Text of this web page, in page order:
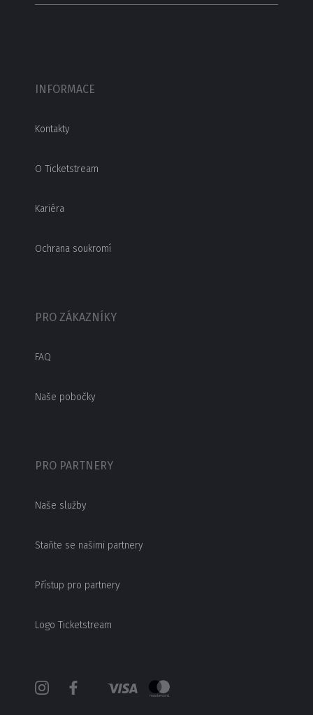
INFORMACE
Kontakty
O Ticketstream
Kariéra
Ochrana soukromí
PRO ZÁKAZNÍKY
FAQ
Naše pobočky
PRO PARTNERY
Naše služby
Staňte se našimi partnery
Přístup pro partnery
Logo Ticketstream